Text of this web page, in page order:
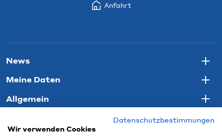
Anfahrt
News
Meine Daten
Allgemein
Datenschutzbestimmungen
Wir verwenden Cookies